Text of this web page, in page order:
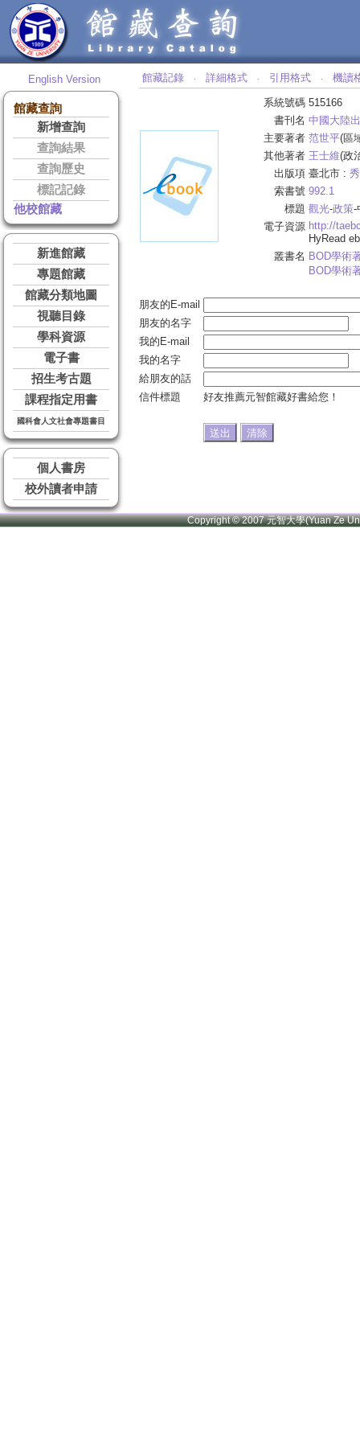
English Version
館藏查詢
新增查詢
查詢結果
查詢歷史
標記記錄
他校館藏
新進館藏
專題館藏
館藏分類地圖
視聽目錄
學科資源
電子書
招生考古題
課程指定用書
國科會人文社會專題書目
個人書房
校外讀者申請
館藏記錄 ‧ 詳細格式 ‧ 引用格式 ‧ 機讀
系統號碼 515166
書刊名 中國大陸
主要著者 范世平(區
其他著者 王士維(政
出版項 臺北市 :
索書號 992.1
標題 觀光-政策-
電子資源 http://
HyRead
叢書名 BOD學術
BOD學術
朋友的E-mail
朋友的名字
我的E-mail
我的名字
給朋友的話
信件標題
好友推薦元智館藏好書給您！
Copyright © 2007 元智大學(Yuan Ze